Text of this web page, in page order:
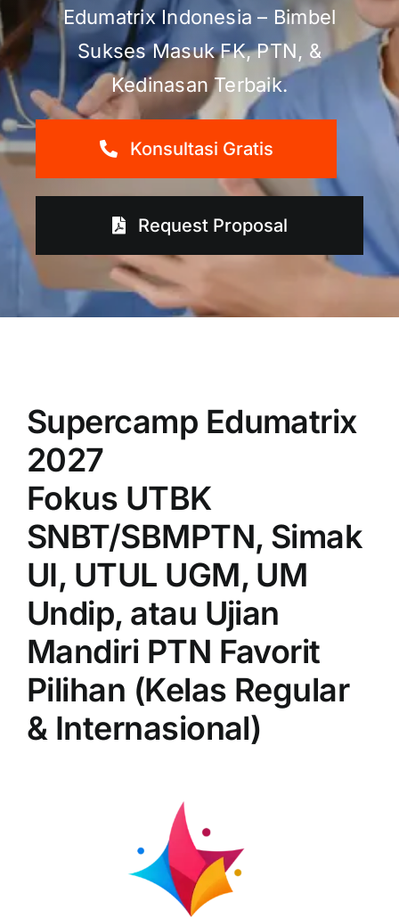
Edumatrix Indonesia – Bimbel
Sukses Masuk FK, PTN, &
Kedinasan Terbaik.
Konsultasi Gratis
Request Proposal
Supercamp Edumatrix
2027
Fokus UTBK
SNBT/SBMPTN, Simak
UI, UTUL UGM, UM
Undip, atau Ujian
Mandiri PTN Favorit
Pilihan (Kelas Regular
& Internasional)